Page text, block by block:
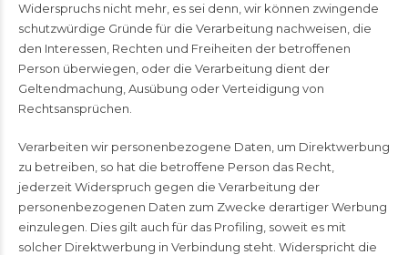
Widerspruchs nicht mehr, es sei denn, wir können zwingende
schutzwürdige Gründe für die Verarbeitung nachweisen, die
den Interessen, Rechten und Freiheiten der betroffenen
Person überwiegen, oder die Verarbeitung dient der
Geltendmachung, Ausübung oder Verteidigung von
Rechtsansprüchen.
Verarbeiten wir personenbezogene Daten, um Direktwerbung
zu betreiben, so hat die betroffene Person das Recht,
jederzeit Widerspruch gegen die Verarbeitung der
personenbezogenen Daten zum Zwecke derartiger Werbung
einzulegen. Dies gilt auch für das Profiling, soweit es mit
solcher Direktwerbung in Verbindung steht. Widerspricht die